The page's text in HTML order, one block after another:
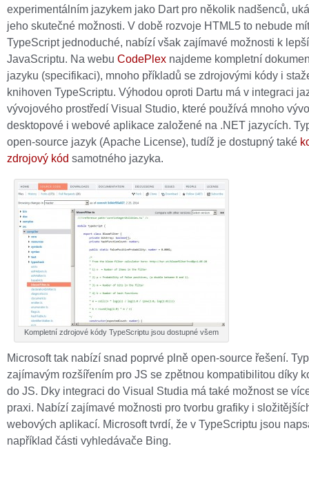
experimentálním jazykem jako Dart pro několik nadšenců,
jeho skutečné možnosti. V době rozvoje HTML5 to nebude mít
TypeScript jednoduché, nabízí však zajímavé možnosti k
JavaScriptu. Na webu CodePlex najdeme kompletní
jazyku (specifikaci), mnoho příkladů se zdrojovými kódy i
knihoven TypeScriptu. Výhodou oproti Dartu má v integraci
vývojového prostředí Visual Studio, které používá mnoho
desktopové i webové aplikace založené na .NET jazycích.
open-source jazyk (Apache License), tudíž je dostupný také
zdrojový kód samotného jazyka.
Kompletní zdrojové kódy TypeScriptu jsou dostupné všem
Microsoft tak nabízí snad poprvé plně open-source řešení.
zajímavým rozšířením pro JS se zpětnou kompatibilitou díky
do JS. Dky integraci do Visual Studia má také možnost se
praxi. Nabízí zajímavé možnosti pro tvorbu grafiky i
webových aplikací. Microsoft tvrdí, že v TypeScriptu jsou
například části vyhledávače Bing.